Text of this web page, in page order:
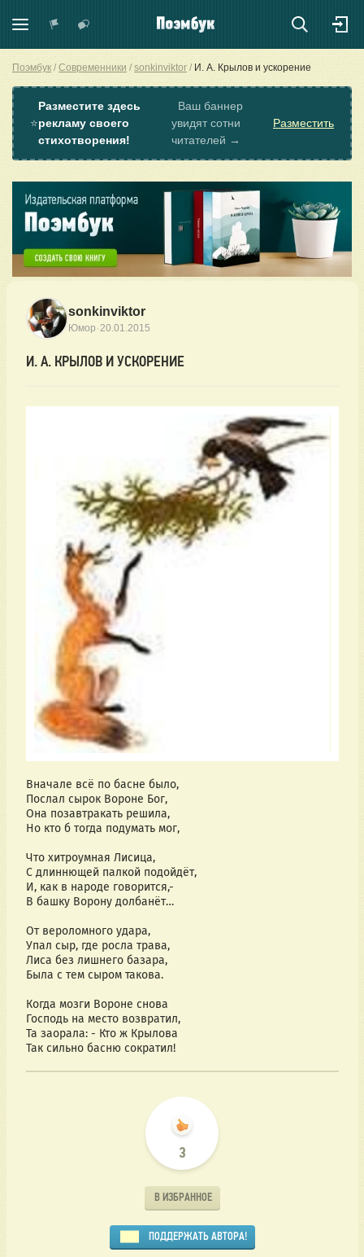
Поэмбук Современники sonkinviktor И. А. Крылов и ускорение
⭐
Разместите здесь
рекламу своего
стихотворения!
Ваш баннер
увидят сотни
читателей →
Разместить
sonkinviktor
Юмор ·20.01.2015
И. А. КРЫЛОВ И УСКОРЕНИЕ
Вначале всё по басне было,
Послал сырок Вороне Бог,
Она позавтракать решила,
Но кто б тогда подумать мог,
Что хитроумная Лисица,
С длиннющей палкой подойдёт,
И, как в народе говорится,-
В башку Ворону долбанёт…
От вероломного удара,
Упал сыр, где росла трава,
Лиса без лишнего базара,
Была с тем сыром такова.
Когда мозги Вороне снова
Господь на место возвратил,
Та заорала: - Кто ж Крылова
Так сильно басню сократил!
3
В ИЗБРАННОЕ
ПОДДЕРЖАТЬ АВТОРА!